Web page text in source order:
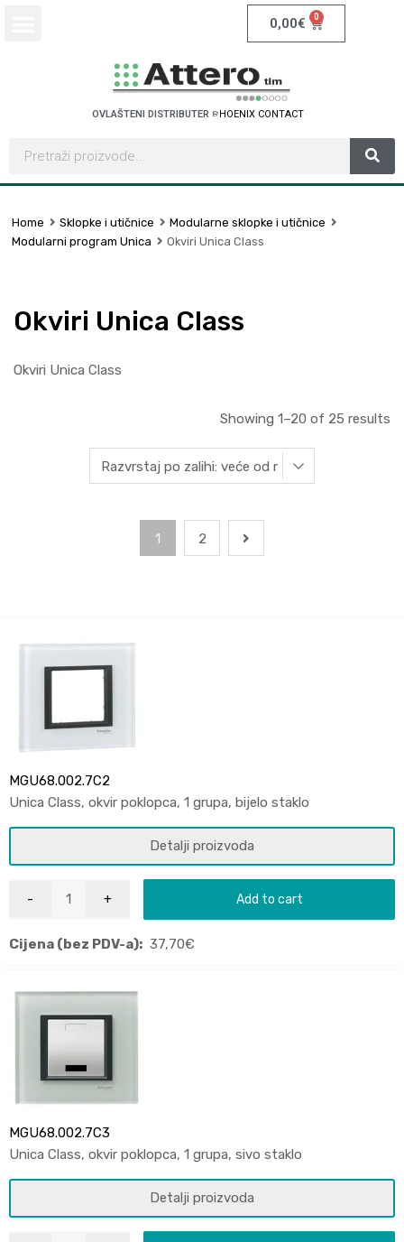
0,00€ 0
OVLAŠTENI DISTRIBUTER SCHNEIDER ELECTR
A
Home Sklopke i utičnice
Modularne sklopke i utičnice
Modularni program Unica
Okviri Unica Class
Okviri Unica Class
Okviri Unica Class
Showing 1–20 of 25 results
1 2
MGU68.002.7C2
Unica Class, okvir poklopca, 1 grupa, bijelo staklo
Detalji proizvoda
Add to cart
Cijena (bez PDV-a): 37,70€
MGU68.002.7C3
Unica Class, okvir poklopca, 1 grupa, sivo staklo
Detalji proizvoda